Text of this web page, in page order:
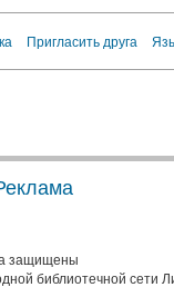
Пригласить друга
защищены
библиотечной сети